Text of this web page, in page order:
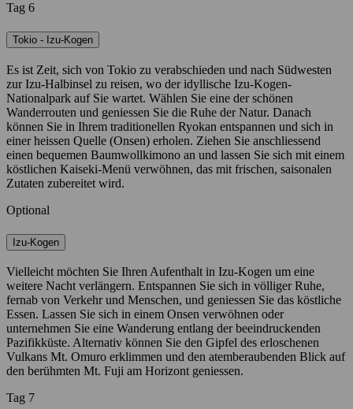
Tag 6
Tokio - Izu-Kogen
Es ist Zeit, sich von Tokio zu verabschieden und nach Südwesten
zur Izu-Halbinsel zu reisen, wo der idyllische Izu-Kogen-
Nationalpark auf Sie wartet. Wählen Sie eine der schönen
Wanderrouten und geniessen Sie die Ruhe der Natur. Danach
können Sie in Ihrem traditionellen Ryokan entspannen und sich in
einer heissen Quelle (Onsen) erholen. Ziehen Sie anschliessend
einen bequemen Baumwollkimono an und lassen Sie sich mit einem
köstlichen Kaiseki-Menü verwöhnen, das mit frischen, saisonalen
Zutaten zubereitet wird.
Optional
Izu-Kogen
Vielleicht möchten Sie Ihren Aufenthalt in Izu-Kogen um eine
weitere Nacht verlängern. Entspannen Sie sich in völliger Ruhe,
fernab von Verkehr und Menschen, und geniessen Sie das köstliche
Essen. Lassen Sie sich in einem Onsen verwöhnen oder
unternehmen Sie eine Wanderung entlang der beeindruckenden
Pazifikküste. Alternativ können Sie den Gipfel des erloschenen
Vulkans Mt. Omuro erklimmen und den atemberaubenden Blick auf
den berühmten Mt. Fuji am Horizont geniessen.
Tag 7